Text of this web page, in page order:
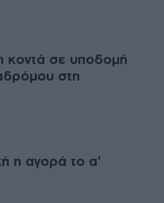
κοντά σε υποδομή
στη
η αγορά το α’